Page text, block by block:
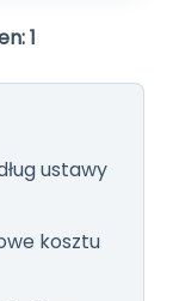
1
ustawy
kosztu